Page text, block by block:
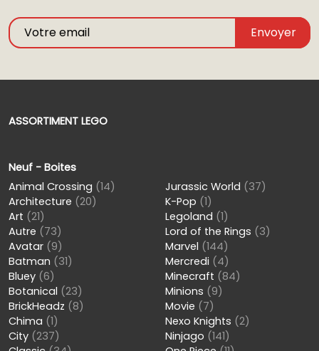
Envoyer
ASSORTIMENT LEGO
Neuf - Boites
Animal Crossing (14)
Architecture (20)
Art (21)
Autre (73)
Avatar (9)
Batman (31)
Bluey (6)
Botanical (23)
BrickHeadz (8)
Chima (1)
City (237)
Jurassic World (37)
K-Pop (1)
Legoland (1)
Lord of the Rings (3)
Marvel (144)
Mercredi (4)
Minecraft (84)
Minions (9)
Movie (7)
Nexo Knights (2)
Ninjago (141)